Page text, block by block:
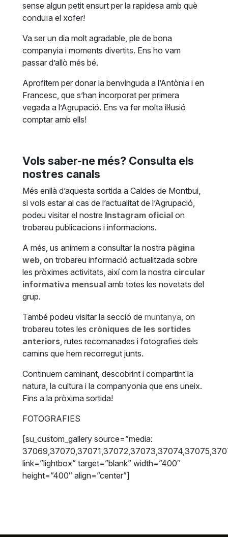
sense algun petit ensurt per la rapidesa amb què
conduïa el xofer!
Va ser un dia molt agradable, ple de bona
companyia i moments divertits. Ens ho vam
passar d’allò més bé.
Aprofitem per donar la benvinguda a l’Antònia i en
Francesc, que s’han incorporat per primera
vegada a l’Agrupació. Ens va fer molta il·lusió
comptar amb ells!
Vols saber-ne més? Consulta els
nostres canals
Més enllà d’aquesta sortida a Caldes de Montbui,
si vols estar al cas de l’actualitat de l’Agrupació,
podeu visitar el nostre Instagram oficial on
trobareu publicacions i informacions.
A més, us animem a consultar la nostra pàgina
web, on trobareu informació actualitzada sobre
les pròximes activitats, així com la nostra circular
informativa mensual amb totes les novetats del
grup.
També podeu visitar la secció de muntanya, on
trobareu totes les cròniques de les sortides
anteriors, rutes recomanades i fotografies dels
camins que hem recorregut junts.
Continuem caminant, descobrint i compartint la
natura, la cultura i la companyonia que ens uneix.
Fins a la pròxima sortida!
FOTOGRAFIES
[su_custom_gallery source=”media:
link=”lightbox” target=”blank” width=”400″
height=”400″ align=”center”]